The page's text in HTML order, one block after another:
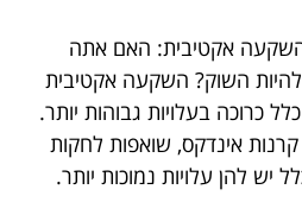
אקטיבית: האם אתה
השוק? השקעה אקטיבית
כרוכה בעלויות גבוהות יותר.
אינדקס, שואפות לחקות
יש להן עלויות נמוכות יותר.